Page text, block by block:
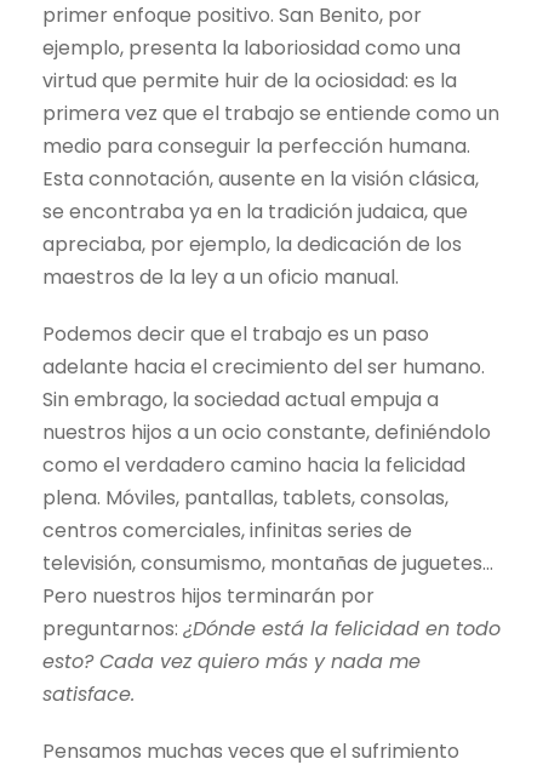
primer enfoque positivo. San Benito, por
ejemplo, presenta la laboriosidad como una
virtud que permite huir de la ociosidad: es la
primera vez que el trabajo se entiende como un
medio para conseguir la perfección humana.
Esta connotación, ausente en la visión clásica,
se encontraba ya en la tradición judaica, que
apreciaba, por ejemplo, la dedicación de los
maestros de la ley a un oficio manual.
Podemos decir que el trabajo es un paso
adelante hacia el crecimiento del ser humano.
Sin embrago, la sociedad actual empuja a
nuestros hijos a un ocio constante, definiéndolo
como el verdadero camino hacia la felicidad
plena. Móviles, pantallas, tablets, consolas,
centros comerciales, infinitas series de
televisión, consumismo, montañas de juguetes…
Pero nuestros hijos terminarán por
preguntarnos: ¿Dónde está la felicidad en todo
esto? Cada vez quiero más y nada me
satisface.
Pensamos muchas veces que el sufrimiento